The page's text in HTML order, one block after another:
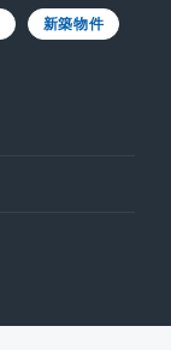
新築物件